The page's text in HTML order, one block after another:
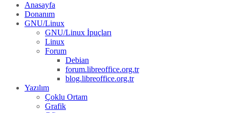
Anasayfa
Donanım
GNU/Linux
GNU/Linux İpuçları
Linux
Forum
Debian
forum.libreoffice.org.tr
blog.libreoffice.org.tr
Yazılım
Çoklu Ortam
Grafik